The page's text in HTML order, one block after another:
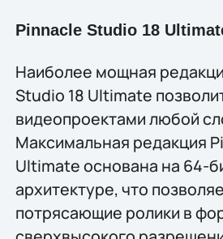
Pinnacle Studio 18
Наиболее мощная
Studio 18 Ultimate
видеопроектами любой
Максимальная редакция
Ultimate основана на 64-
архитектуре, что
потрясающие ролики в